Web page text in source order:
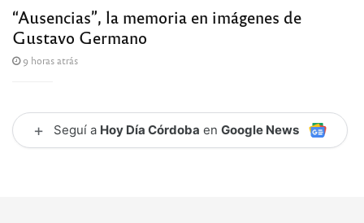
“Ausencias”, la memoria en imágenes de
Gustavo Germano
9 horas atrás
+ Seguí a Hoy Día Córdoba en Google News